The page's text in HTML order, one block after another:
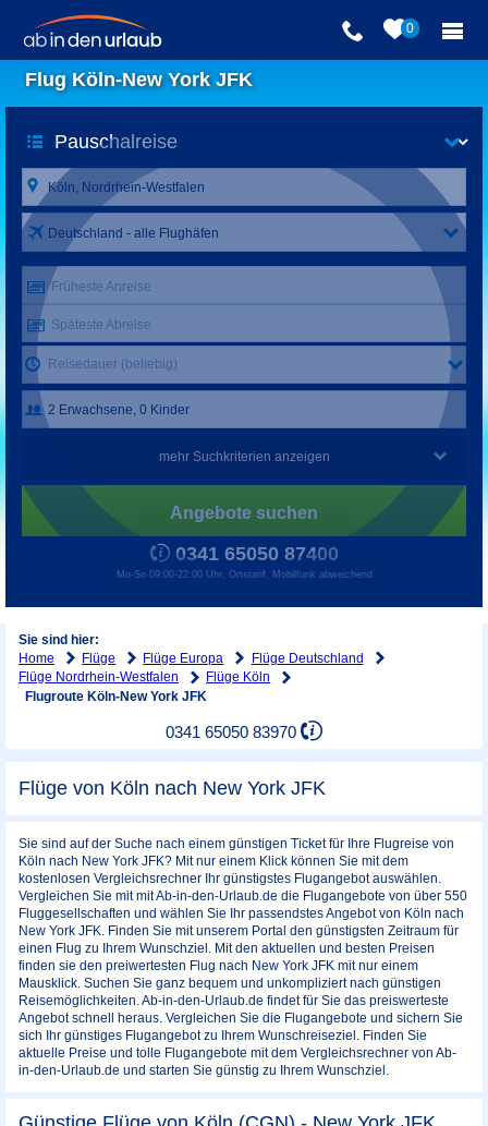
0
Flug Köln-New York JFK
Deutschland - alle Flughäfen
Früheste Anreise
Späteste Abreise
Reisedauer (beliebig)
mehr Suchkriterien anzeigen
Angebote suchen
0341 65050 87400
Mo-So 09:00-22:00 Uhr, Ortstarif, Mobilfunk abweichend
Sie sind hier:
Home
Flüge Flüge Europa
Flüge Deutschland
Flüge Nordrhein-Westfalen
Flüge Köln
Flugroute Köln-New York JFK
0341 65050 83970
Flüge von Köln nach New York JFK
Sie sind auf der Suche nach einem günstigen Ticket für Ihre Flugreise von
Köln nach New York JFK? Mit nur einem Klick können Sie mit dem
kostenlosen Vergleichsrechner Ihr günstigstes Flugangebot auswählen.
Vergleichen Sie mit mit Ab-in-den-Urlaub.de die Flugangebote von über 550
Fluggesellschaften und wählen Sie Ihr passendstes Angebot von Köln nach
New York JFK. Finden Sie mit unserem Portal den günstigsten Zeitraum für
einen Flug zu Ihrem Wunschziel. Mit den aktuellen und besten Preisen
finden sie den preiwertesten Flug nach New York JFK mit nur einem
Mausklick. Suchen Sie ganz bequem und unkompliziert nach günstigen
Reisemöglichkeiten. Ab-in-den-Urlaub.de findet für Sie das preiswerteste
Angebot schnell heraus. Vergleichen Sie die Flugangebote und sichern Sie
sich Ihr günstiges Flugangebot zu Ihrem Wunschreiseziel. Finden Sie
aktuelle Preise und tolle Flugangebote mit dem Vergleichsrechner von Ab-
in-den-Urlaub.de und starten Sie günstig zu Ihrem Wunschziel.